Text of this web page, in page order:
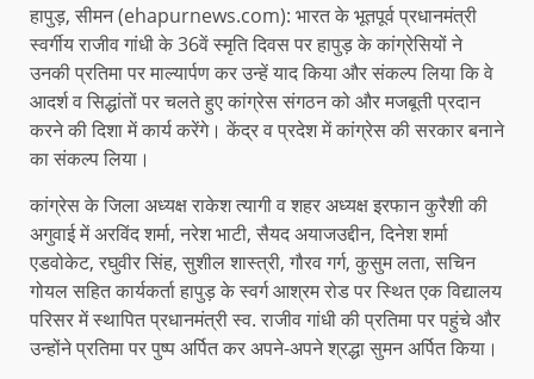
हापुड़, सीमन (ehapurnews.com): भारत के भूतपूर्व प्रधानमंत्री
स्वर्गीय राजीव गांधी के 36वें स्मृति दिवस पर हापुड़ के कांग्रेसियों ने
उनकी प्रतिमा पर माल्यार्पण कर उन्हें याद किया और संकल्प लिया कि वे
आदर्श व सिद्धांतों पर चलते हुए कांग्रेस संगठन को और मजबूती प्रदान
करने की दिशा में कार्य करेंगे। केंद्र व प्रदेश में कांग्रेस की सरकार बनाने
का संकल्प लिया।
कांग्रेस के जिला अध्यक्ष राकेश त्यागी व शहर अध्यक्ष इरफान कुरैशी की
अगुवाई में अरविंद शर्मा, नरेश भाटी, सैयद अयाजउद्दीन, दिनेश शर्मा
एडवोकेट, रघुवीर सिंह, सुशील शास्त्री, गौरव गर्ग, कुसुम लता, सचिन
गोयल सहित कार्यकर्ता हापुड़ के स्वर्ग आश्रम रोड पर स्थित एक विद्यालय
परिसर में स्थापित प्रधानमंत्री स्व. राजीव गांधी की प्रतिमा पर पहुंचे और
उन्होंने प्रतिमा पर पुष्प अर्पित कर अपने-अपने श्रद्धा सुमन अर्पित किया।